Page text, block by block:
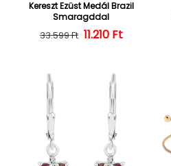
Kereszt Ezüst Medál Brazil
Smaragddal
Normál ár
33.599 Ft Kedvezményes ár
11.210 Ft